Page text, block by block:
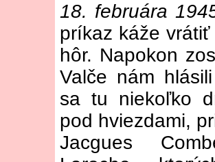
18. februára
príkaz káže
hôr. Napokon
Valče nám
sa tu niekoľko
pod hviezdami,
Jacgues